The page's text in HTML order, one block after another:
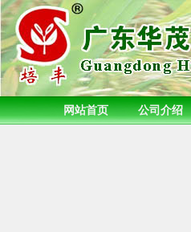
网站首页 公司介绍